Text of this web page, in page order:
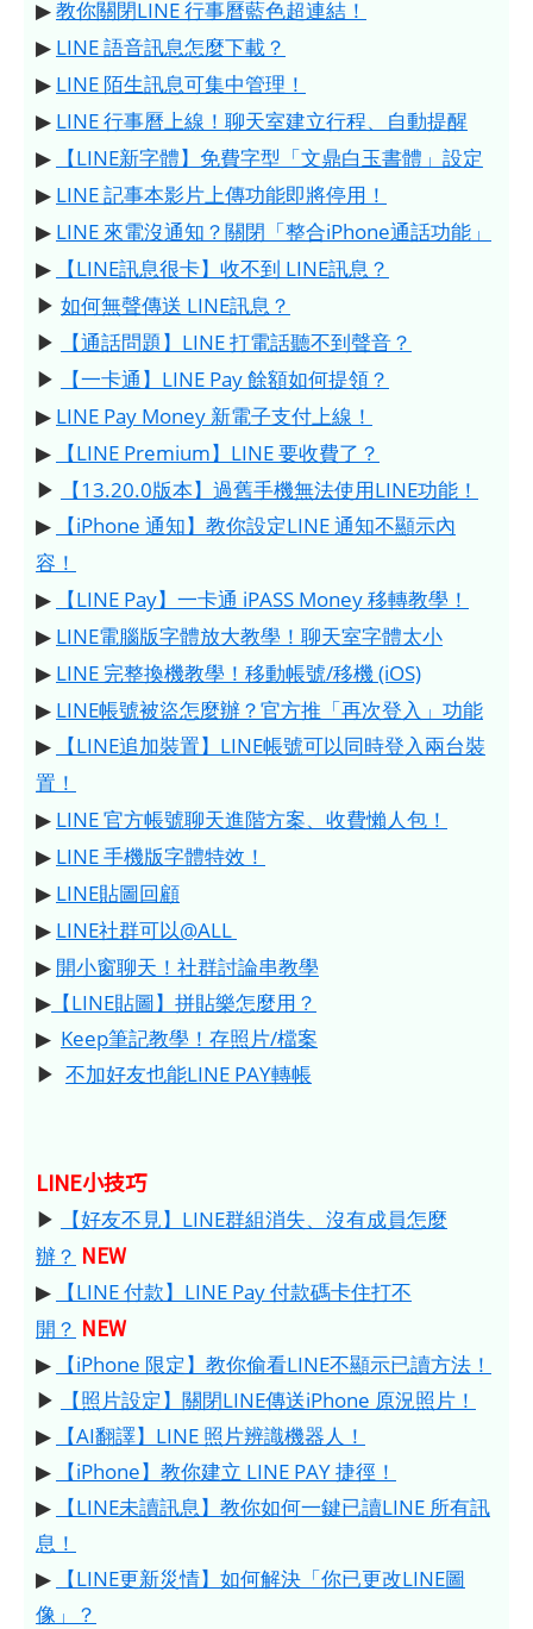
▶教你關閉LINE 行事曆藍色超連結！
▶ LINE 語音訊息怎麼下載？
▶ LINE 陌生訊息可集中管理！
▶ LINE 行事曆上線！聊天室建立行程、自動提醒
▶
【LINE新字體】免費字型「文鼎白玉書體」設定
▶ LINE 記事本影片上傳功能即將停用！
▶ LINE 來電沒通知？關閉「整合iPhone通話功能」
▶
【LINE訊息很卡】收不到 LINE訊息？
▶ 如何無聲傳送 LINE訊息？
▶
【通話問題】LINE 打電話聽不到聲音？
▶
【一卡通】LINE Pay 餘額如何提領？
▶ LINE Pay Money 新電子支付上線！
▶
【LINE Premium】LINE 要收費了？
▶
【13.20.0版本】過舊手機無法使用LINE功能！
▶
【iPhone 通知】教你設定LINE 通知不顯示內
容！
▶
【LINE Pay】一卡通 iPASS Money 移轉教學！
▶ LINE電腦版字體放大教學！聊天室字體太小
▶ LINE 完整換機教學！移動帳號/移機 (iOS)
▶ LINE帳號被盜怎麼辦？官方推「再次登入」功能
▶
【LINE追加裝置】LINE帳號可以同時登入兩台裝
置！
▶ LINE 官方帳號聊天進階方案、收費懶人包！
▶ LINE 手機版字體特效！
▶ LINE貼圖回顧
▶ LINE社群可以@ALL
▶ 開小窗聊天！社群討論串教學
▶ 【LINE貼圖】拼貼樂怎麼用？
▶ Keep筆記教學！存照片/檔案
▶ 不加好友也能LINE PAY轉帳
LINE小技巧
▶
【好友不見】LINE群組消失、沒有成員怎麼
辦？ NEW
▶
【LINE 付款】LINE Pay 付款碼卡住打不
開？ NEW
▶
【iPhone 限定】教你偷看LINE不顯示已讀方法！
▶
【照片設定】關閉LINE傳送iPhone 原況照片！
▶
【AI翻譯】LINE 照片辨識機器人！
▶
【iPhone】教你建立 LINE PAY 捷徑！
▶
【LINE未讀訊息】教你如何一鍵已讀LINE 所有訊
息！
▶
【LINE更新災情】如何解決「你已更改LINE圖
像」？